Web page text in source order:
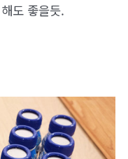
도 좋을듯.